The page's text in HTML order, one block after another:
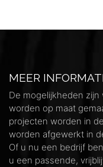
MEER
De mogelijkheden
worden op maat
projecten worden in
worden afgewerkt in
Of u nu een bedrijf
u een passende,